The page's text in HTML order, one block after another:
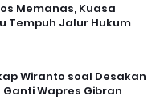
Memanas, Kuasa
Tempuh Jalur Hukum
Wiranto soal Desakan
Wapres Gibran